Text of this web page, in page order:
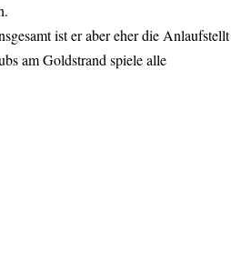
ist er aber eher die Anlaufstellt
am Goldstrand spiele alle